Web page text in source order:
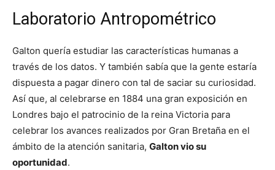
Laboratorio Antropométrico
Galton quería estudiar las características humanas a
través de los datos. Y también sabía que la gente estaría
dispuesta a pagar dinero con tal de saciar su curiosidad.
Así que, al celebrarse en 1884 una gran exposición en
Londres bajo el patrocinio de la reina Victoria para
celebrar los avances realizados por Gran Bretaña en el
ámbito de la atención sanitaria, Galton vio su
oportunidad.